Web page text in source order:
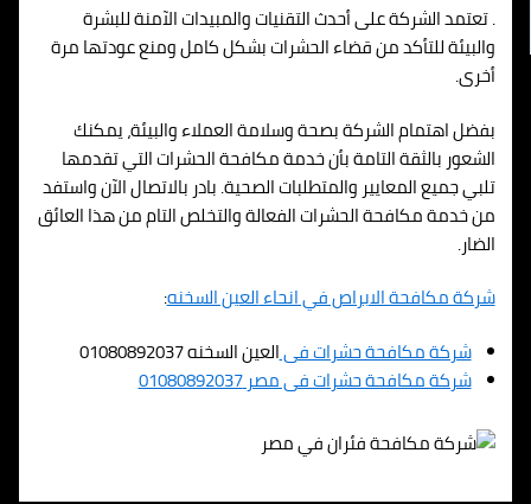
. تعتمد الشركة على أحدث التقنيات والمبيدات الآمنة للبشرة
والبيئة للتأكد من قضاء الحشرات بشكل كامل ومنع عودتها مرة
أخرى.
بفضل اهتمام الشركة بصحة وسلامة العملاء والبيئة، يمكنك
الشعور بالثقة التامة بأن خدمة مكافحة الحشرات التي تقدمها
تلبي جميع المعايير والمتطلبات الصحية. بادر بالاتصال الآن واستفد
من خدمة مكافحة الحشرات الفعالة والتخلص التام من هذا العائق
الضار.
شركة مكافحة الابراص في انحاءالعين السخنه:
شركة مكافحة حشرات فىالعين السخنه 01080892037
شركة مكافحة حشرات فى مصر 01080892037